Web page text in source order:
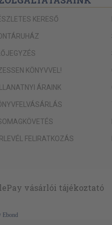
315
324
KERESŐ
KÖNYVVEL!
ÁRAINK
FELIRATKOZÁS
Ebond